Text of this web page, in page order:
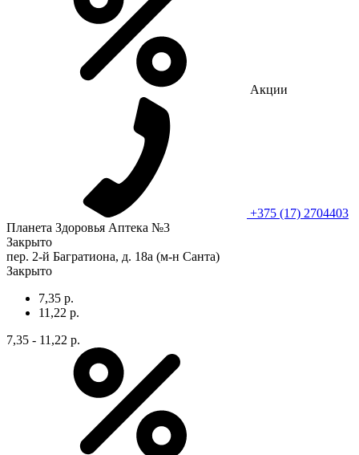
Акции
+375 (17) 2704403
Планета Здоровья Аптека №3
Закрыто
пер. 2-й Багратиона, д. 18а (м-н Санта)
Закрыто
7,35 р.
11,22 р.
7,35 - 11,22 р.